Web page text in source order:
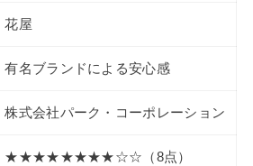
花屋
有名ブランドによる安心感
株式会社パーク・コーポレーション
★★★★★★★★☆☆（8点）